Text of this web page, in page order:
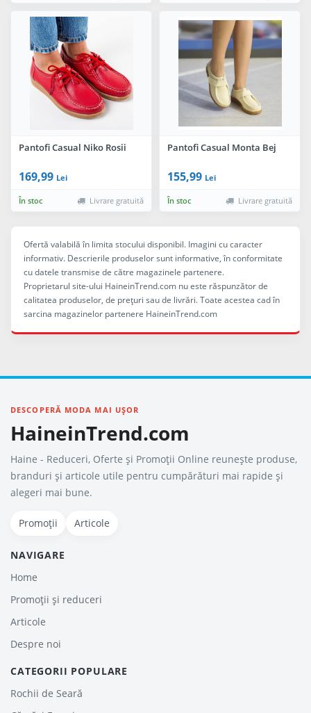
Pantofi Casual Niko Rosii
169,99 Lei
În stoc Livrare gratuită
Pantofi Casual Monta Bej
155,99 Lei
În stoc Livrare gratuită
Ofertă valabilă în limita stocului disponibil. Imagini cu caracter
informativ. Descrierile produselor sunt informative, în conformitate
cu datele transmise de către magazinele partenere.
Proprietarul site-ului HaineinTrend.com nu este răspunzător de
calitatea produselor, de preţuri sau de livrări. Toate acestea cad în
sarcina magazinelor partenere HaineinTrend.com
DESCOPERĂ MODA MAI UȘOR
HaineinTrend.com
Haine - Reduceri, Oferte şi Promoţii Online reunește produse,
branduri și articole utile pentru cumpărături mai rapide și
alegeri mai bune.
Promoții Articole
NAVIGARE
Home
Promoții și reduceri
Articole
Despre noi
CATEGORII POPULARE
Rochii de Seară